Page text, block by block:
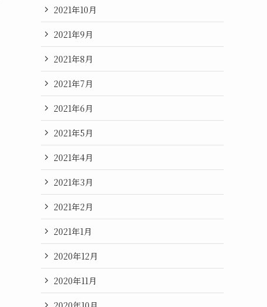
2021年10月
2021年9月
2021年8月
2021年7月
2021年6月
2021年5月
2021年4月
2021年3月
2021年2月
2021年1月
2020年12月
2020年11月